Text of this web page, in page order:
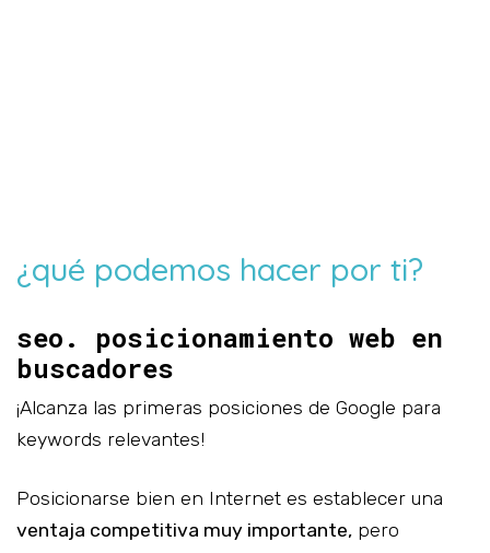
¿qué podemos hacer por ti?
seo. posicionamiento web en
buscadores
¡Alcanza las primeras posiciones de Google para
keywords relevantes!
Posicionarse bien en Internet es establecer una
ventaja competitiva muy importante, pero